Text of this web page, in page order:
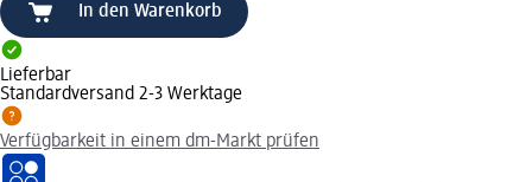
In den Warenkorb
Lieferbar
Standardversand 2-3 Werktage
Verfügbarkeit in einem dm-Markt prüfen